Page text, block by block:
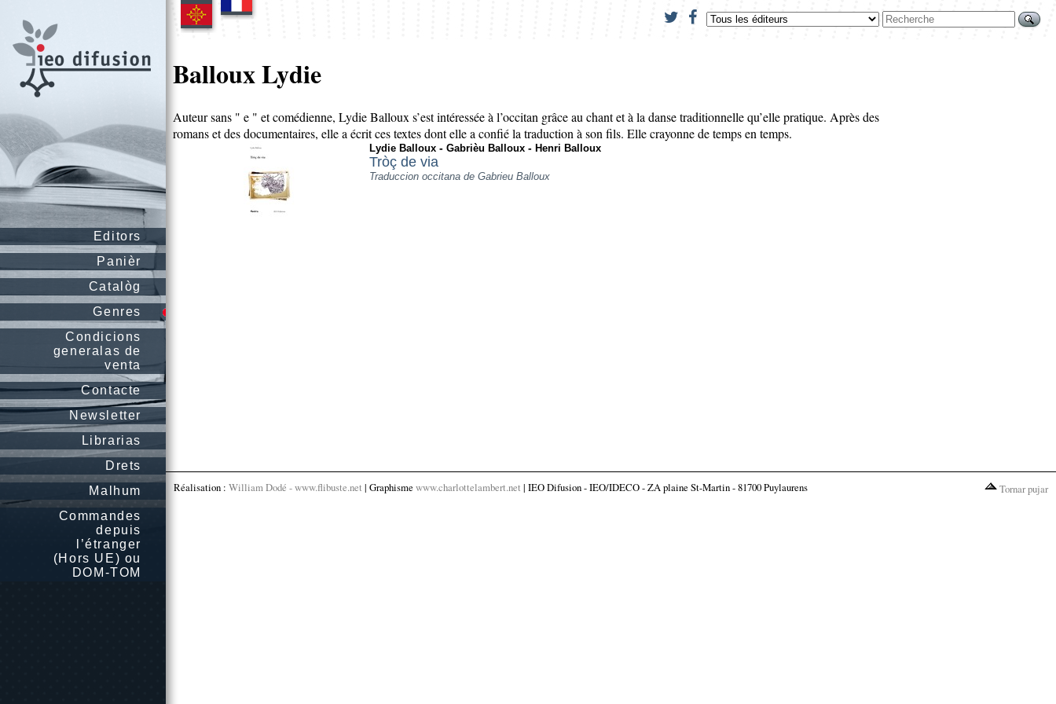
Editors
Panièr
Catalòg
Genres
Condicions
generalas de
venta
Contacte
Newsletter
Librarias
Drets
Malhum
Commandes
depuis
l’étranger
(Hors UE) ou
DOM-TOM
Balloux Lydie
Auteur sans " e " et comédienne, Lydie Balloux s’est intéressée à l’occitan grâce au chant et à la danse traditionnelle qu’elle pratique. Après des
romans et des documentaires, elle a écrit ces textes dont elle a confié la traduction à son fils. Elle crayonne de temps en temps.
Lydie Balloux - Gabrièu Balloux - Henri Balloux
Tròç de via
Traduccion occitana de Gabrieu Balloux
Réalisation : William Dodé - www.flibuste.net | Graphisme www.charlottelambert.net | IEO Difusion - IEO/IDECO - ZA plaine St-Martin - 81700 Puylaurens Tornar pujar